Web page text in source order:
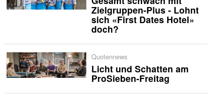
Zielgruppen-Plus - Lohnt
sich «First Dates Hotel»
doch?
Quotennews
Licht und Schatten am
ProSieben-Freitag